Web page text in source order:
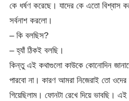
কে ধর্ষণ করেছে। যাদের কে এতো বিশ্বাস
সর্বনাশ করলো।
– কি বলছিস?
– হ্যাঁ ঠিকই বলছি।
কিন্তু এই কথাগুলো কাউকে কোনোদিন
পারবো না। কারণ আমরা নিজেরাই তো
গিয়েছিলাম। ফোনটা রেখে দিয়ে ভাবছি।